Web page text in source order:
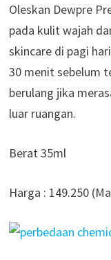
Oleskan Dewpre
pada kulit wajah
skincare di pagi
30 menit sebelum
berulang jika
luar ruangan.
Berat 35ml
Harga : 149.250